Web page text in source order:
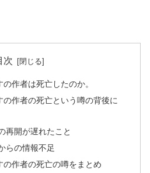
次
作者は死亡したのか。
の作者の死亡という噂の背後に
開が遅れたこと
らの情報不足
の作者の死亡の噂をまとめ